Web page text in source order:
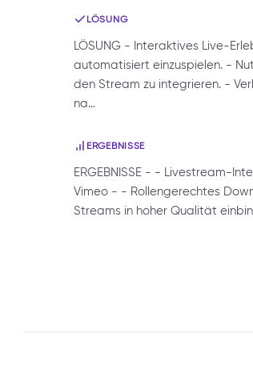
LÖSUNG
LÖSUNG - Interaktives Live-
automatisiert einzuspielen. -
den Stream zu integrieren. -
na…
ERGEBNISSE
ERGEBNISSE - - Livestream-
Vimeo - - Rollengerechtes
Streams in hoher Qualität